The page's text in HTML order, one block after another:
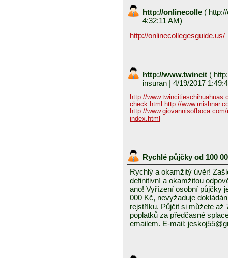
http://onlinecolle (
4:32:11 AM)
http://onlinecollegesguide.us/
http://www.twincit (
insuran | 4/19/2017
http://
check.html
http://
http://
index.html
Rychlé půjčky od 100
Rychlý a okamžitý úvěr!
definitivní a okamžitou
ano! Vyřízení osobní půjčky
000 Kč, nevyžaduje
rejstříku. Půjčit si můžete až
poplatků za předčasné
emailem. E-mail: